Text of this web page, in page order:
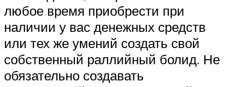
любое время приобрести при
наличии у вас денежных средств
или тех же умений создать свой
собственный раллийный болид. Не
обязательно создавать